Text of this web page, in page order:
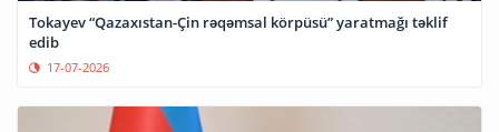
Tokayev “Qazaxıstan-Çin rəqəmsal körpüsü” yaratmağı təklif
edib
17-07-2026